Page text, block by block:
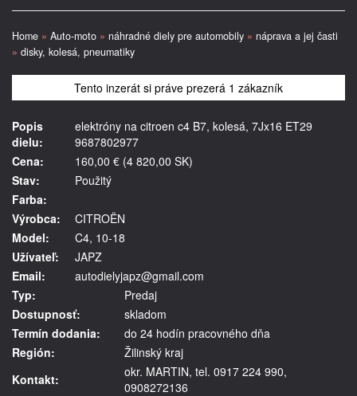
Home » Auto-moto » náhradné diely pre automobily » náprava a jej časti
» disky, kolesá, pneumatiky
Tento inzerát si práve prezerá 1 zákazník
Popis
dielu:
elektróny na citroen c4 B7, kolesá, 7Jx16 ET29
9687802977
Cena:
160,00 € (4 820,00 SK)
Stav:
Použitý
Farba:
Výrobca:
CITROËN
Model:
C4, 10-18
Užívateľ:
JAPZ
Email:
autodielyjapz@gmail.com
Typ:
Predaj
Dostupnosť:
skladom
Termín dodania:
do 24 hodín pracovného dňa
Región:
Žilinský kraj
Kontakt:
okr. MARTIN, tel. 0917 224 990,
0908272136